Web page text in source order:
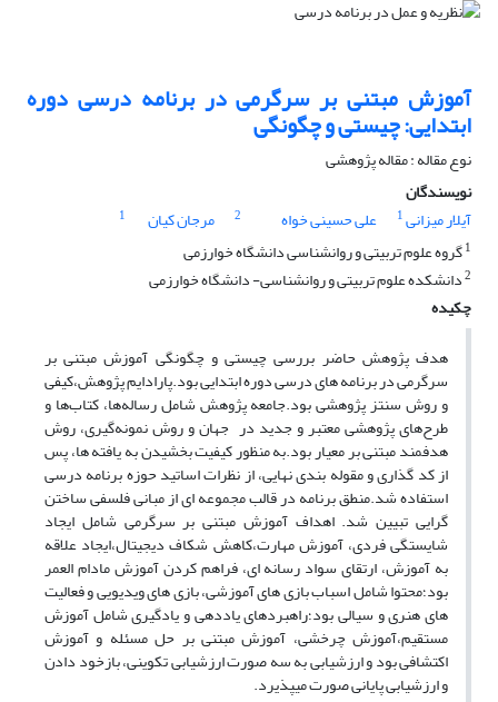
آموزش مبتنی بر سرگرمی در برنامه درسی دوره
ابتدایی: چیستی و چگونگی
نوع مقاله : مقاله پژوهشی
نویسندگان
آیلار میزانی1 علی حسینی خواه 2 مرجان کیان
1
1گروه علوم تربیتی و روانشناسی دانشگاه خوارزمی
2دانشکده علوم تربیتی و روانشناسی- دانشگاه خوارزمی
چکیده
هدف پژوهش حاضر بررسی چیستی و چگونگی آموزش مبتنی بر
سرگرمی در برنامه های درسی دوره ابتدایی بود.پارادایم پژوهش،کیفی
و روش سنتز پژوهشی بود.جامعه پژوهش شامل رساله‌ها، کتاب‌ها و
طرح‌های پژوهشی معتبر و جدید در جهان و روش نمونه‌گیری، روش
هدفمند مبتنی بر معیار بود.به منظور کیفیت بخشیدن به یافته ها، پس
از کد گذاری و مقوله بندی نهایی، از نظرات اساتید حوزه برنامه درسی
استفاده شد.منطق برنامه در قالب مجموعه ای از مبانی فلسفی ساختن
گرایی تبیین شد. اهداف آموزش مبتنی بر سرگرمی شامل ایجاد
شایستگی فردی، آموزش مهارت،کاهش شکاف دیجیتال،ایجاد علاقه
به آموزش، ارتقای سواد رسانه ای، فراهم کردن آموزش مادام العمر
بود؛محتوا شامل اسباب بازی های آموزشی، بازی های ویدیویی و فعالیت
های هنری و سیالی بود؛راهبردهای یاددهی و یادگیری شامل آموزش
مستقیم،آموزش چرخشی، آموزش مبتنی بر حل مسئله و آموزش
اکتشافی بود و ارزشیابی به سه صورت ارزشیابی تکوینی، بازخود دادن
و ارزشیابی پایانی صورت میپذیرد.